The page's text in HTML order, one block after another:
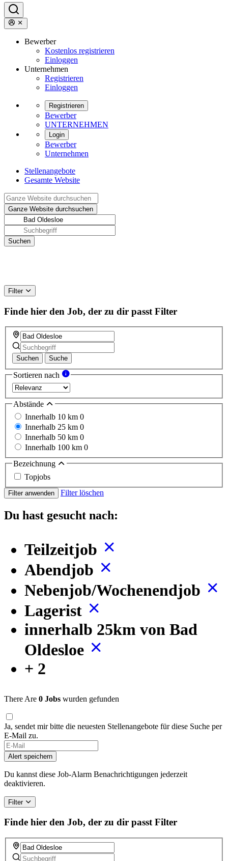
Bewerber
Kostenlos registrieren
Einloggen
Unternehmen
Registrieren
Einloggen
Registrieren
Bewerber
UNTERNEHMEN
Login
Bewerber
Unternehmen
Stellenangebote
Gesamte Website
Filter
Finde hier den Job, der zu dir passt Filter
Suchen Suche
Sortieren nach
Abstände
Innerhalb 10 km 0
Innerhalb 25 km 0
Innerhalb 50 km 0
Innerhalb 100 km 0
Bezeichnung
Topjobs
Filter anwenden Filter löschen
Du hast gesucht nach:
Teilzeitjob
Abendjob
Nebenjob/Wochenendjob
Lagerist
innerhalb 25km von Bad
Oldesloe
+ 2
There Are 0 Jobs wurden gefunden
Ja, sendet mir bitte die neuesten Stellenangebote für diese Suche per
E-Mail zu.
Alert speichern
Du kannst diese Job-Alarm Benachrichtigungen jederzeit
deaktivieren.
Filter
Finde hier den Job, der zu dir passt Filter